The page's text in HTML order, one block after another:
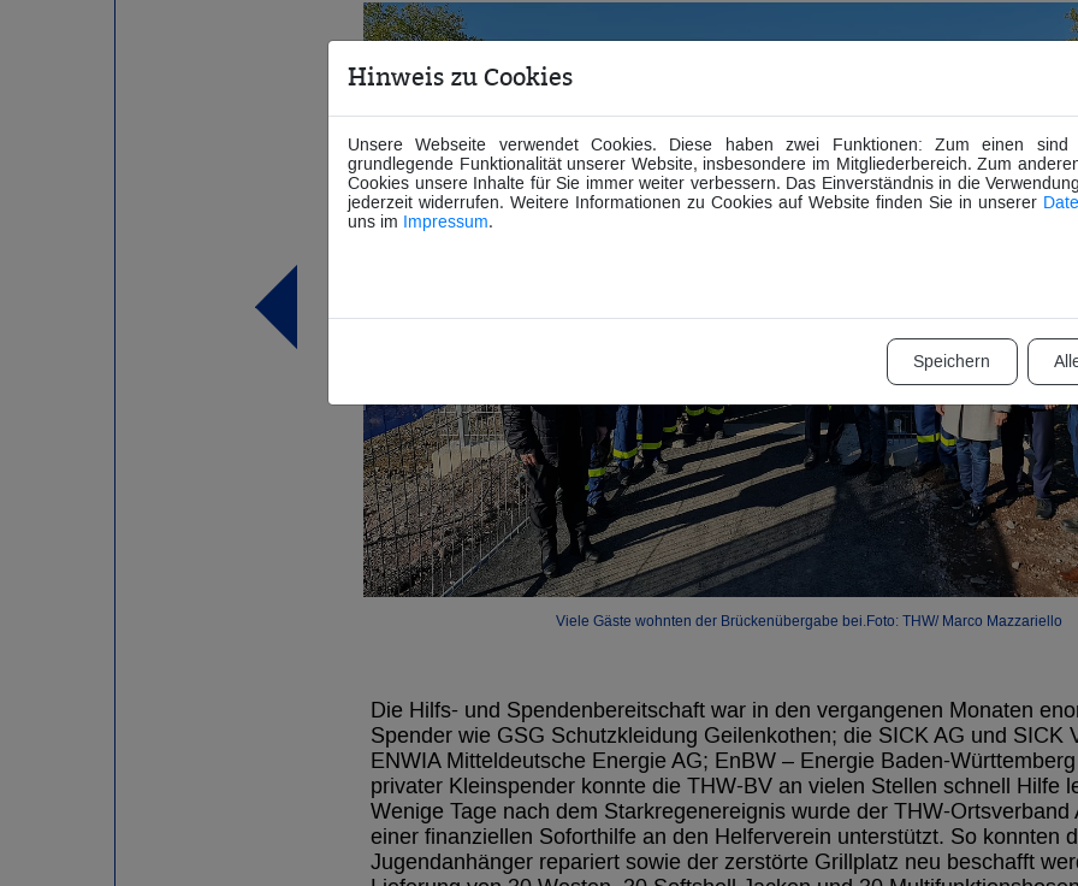
Viele Gäste wohnten der Brückenübergabe bei.Foto: THW/ Marco Mazzariello
Die Hilfs- und Spendenbereitschaft war in den vergangenen Monaten
Spender wie GSG Schutzkleidung Geilenkothen; die SICK AG und SICK
ENWIA Mitteldeutsche Energie AG; EnBW – Energie Baden-
privater Kleinspender konnte die THW-BV an vielen Stellen schnell Hilfe
Wenige Tage nach dem Starkregenereignis wurde der THW-Ortsverband
einer finanziellen Soforthilfe an den Helferverein unterstützt. So konnten
Jugendanhänger repariert sowie der zerstörte Grillplatz neu beschafft
Hinweis zu Cookies
Unsere Webseite verwendet Cookies. Diese haben zwei Funktionen: Zum einen
grundlegende Funktionalität unserer Website, insbesondere im Mitgliederbereich. Zum
Cookies unsere Inhalte für Sie immer weiter verbessern. Das Einverständnis in die
jederzeit widerrufen. Weitere Informationen zu Cookies auf Website finden Sie in unserer
uns im Impressum.
Speichern